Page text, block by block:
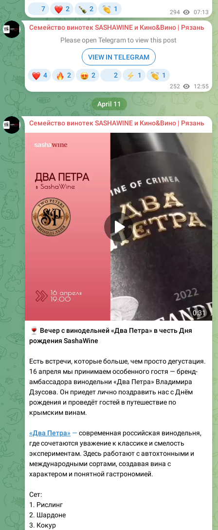
7
2
🍾
2
👏
1 294 07:13
Семейство винотек SASHAWINE и Кино&Вино | Рязань
Please open Telegram to view this post
VIEW IN TELEGRAM
4 2
😍
2 2
⚡
1
👏
1
252 12:55
Семейство винотек SASHAWINE и Кино&Вино | Рязань
0:31
Вечер с винодельней «Два Петра» в честь Дня
рождения SashaWine
Есть встречи, которые больше, чем просто дегустация.
16 апреля мы принимаем особенного гостя — бренд-
амбассадора винодельни «Два Петра» Владимира
Дзусова. Он приедет лично поздравить нас с Днём
рождения и проведёт гостей в путешествие по
крымским винам.
«Два Петра» — современная российская винодельня,
где сочетаются уважение к классике и смелость
экспериментам. Здесь работают с автохтонными и
международными сортами, создавая вина с
характером и понятной гастрономией.
Сет:
1. Рислинг
2. Шардоне
3. Кокур
April 11